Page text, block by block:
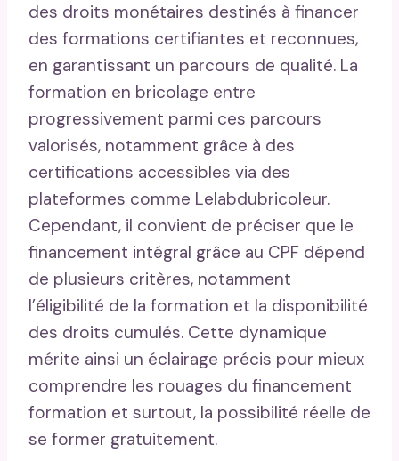
des droits monétaires destinés à financer
des formations certifiantes et reconnues,
en garantissant un parcours de qualité. La
formation en bricolage entre
progressivement parmi ces parcours
valorisés, notamment grâce à des
certifications accessibles via des
plateformes comme Lelabdubricoleur.
Cependant, il convient de préciser que le
financement intégral grâce au CPF dépend
de plusieurs critères, notamment
l’éligibilité de la formation et la disponibilité
des droits cumulés. Cette dynamique
mérite ainsi un éclairage précis pour mieux
comprendre les rouages du financement
formation et surtout, la possibilité réelle de
se former gratuitement.